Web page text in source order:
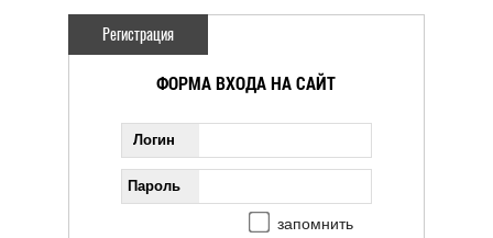
Регистрация
ФОРМА ВХОДА НА САЙТ
Логин
Пароль
запомнить